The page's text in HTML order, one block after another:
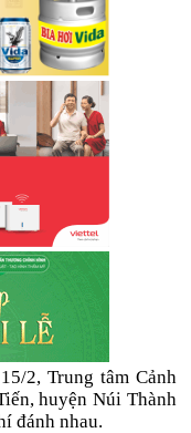
2, Trung tâm Cảnh
huyện Núi Thành
đánh nhau.